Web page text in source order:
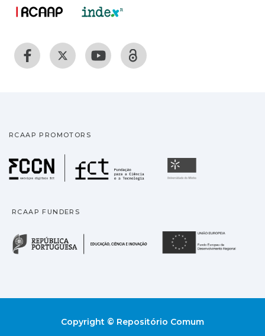
RCAAP PROMOTORS
Fundação para a
RCAAP FUNDERS
República Portuguesa
Copyright © Repositório Comum